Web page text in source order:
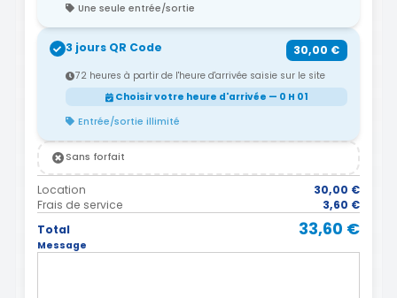
Une seule entrée/sortie
3 jours QR Code 30,00 €
72 heures à partir de l'heure d'arrivée saisie sur le site
Choisir votre heure d'arrivée — 0 H 01
Entrée/sortie illimité
Sans forfait
Location
30,00 €
Frais de service
3,60 €
Total
33,60 €
Message